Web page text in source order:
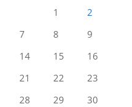
1
2
7 8
9
14 15
16
21 22
23
28 29
30